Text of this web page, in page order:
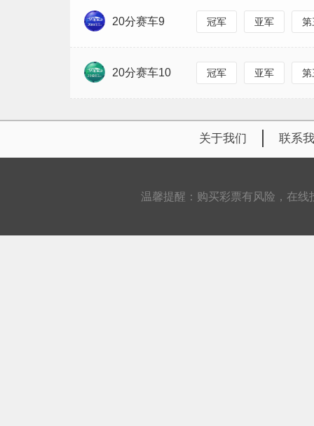
20分赛车9 冠军 亚军 第
20分赛车10 冠军 亚军 第
关于我们 联系
温馨提醒：购买彩票有风险，在